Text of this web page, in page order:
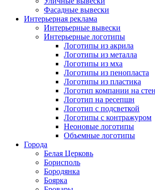
Фасадные вывески
Интерьерная реклама
Интерьерные вывески
Интерьерные логотипы
Логотипы из акрила
Логотипы из металла
Логотипы из мха
Логотипы из пенопласта
Логотипы из пластика
Логотип компании на
Логотип на ресепшн
Логотип с подсветкой
Логотипы с контражуром
Неоновые логотипы
Объемные логотипы
Города
Белая Церковь
Борисполь
Бородянка
Боярка